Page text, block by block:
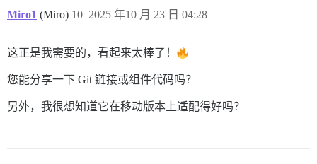
Miro1 (Miro) 2025 年10 月 23 日 04:28
10
这正是我需要的，看起来太棒了！
您能分享一下 Git 链接或组件代码吗？
另外，我很想知道它在移动版本上适配得好吗？